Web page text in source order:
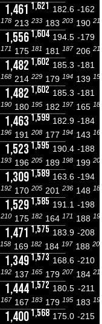
1,461 1,621 182.6 -162
178 213 233 183 203 190
1,5561,604 194.5 -179
171 175 181 181 187 206
1,482 1,602 185.3 -181
168 214 229 179 194 139
1,482 1,602 185.3 -181
190 180 195 182 197 165
1,463 1,599 182.9 -184
196 191 208 177 194 143
1,523 1,595 190.4 -188
193 196 205 189 198 199
1,3091,589 163.6 -194
192 170 205 201 236 148
1,5291,585 191.1 -198
210 175 182 164 171 188
1,471 1,575 183.9 -208
158 169 182 184 197 188
1,3491,573 168.6 -210
192 137 165 179 207 184
1,4441,572 180.5 -211
167 167 183 179 195 183
1,4001,568 175.0 -215